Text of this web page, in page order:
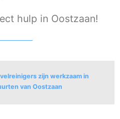
hulp in Oostzaan!
zijn werkzaam in
van Oostzaan